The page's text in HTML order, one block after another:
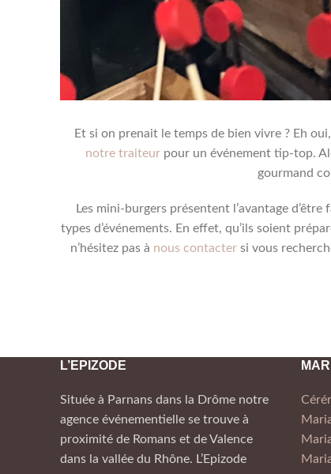
Et si on prenait le temps de bien vivre ? Eh
notre traiteurpour un événement tip-top.
gourmand
Les mini-burgers présentent l’avantage
types d’événements. En effet, qu’ils soient
n’hésitez pas à nous contactersi vous
L’EPIZODE
Située à Parnans dans la Drôme notre
agence événementielle se trouve à
proximité de Romans et de Valence
dans la vallée du Rhône. L’Epizode